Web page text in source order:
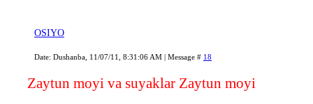
OSIYO
Date: Dushanba, 11/07/11, 8:31:06 AM | Message # 18
Zaytun moyi va suyaklar Zaytun moyi